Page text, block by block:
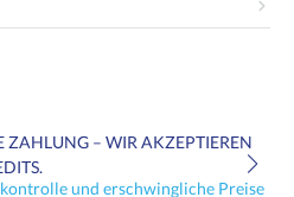
ZAHLUNG – WIR AKZEPTIEREN
und erschwingliche Preise